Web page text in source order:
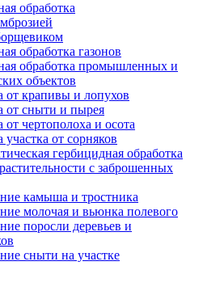
обработка
обработка газонов
обработка промышленных и
объектов
от крапивы и лопухов
от сныти и пырея
от чертополоха и осота
участка от сорняков
гербицидная обработка
с заброшенных
камыша и тростника
молочая и вьюнка полевого
поросли деревьев и
сныти на участке